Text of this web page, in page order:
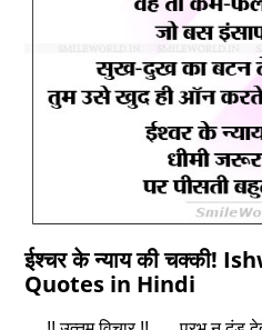
ईश्‍चर के न्‍याय की चक्‍की!
Quotes in Hindi